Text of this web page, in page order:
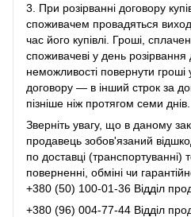
3. При розірванні договору
споживачем провадяться
час його купівлі. Гроші,
споживачеві у день розірвання
неможливості повернути гроші
договору ― в інший строк за
пізніше ніж протягом семи днів.
Зверніть увагу, що в даному
продавець зобов'язаний
по доставці (транспортуванні)
поверненні, обміні чи
+380 (50) 100-01-36 Відділ
+380 (96) 004-77-44 Відділ